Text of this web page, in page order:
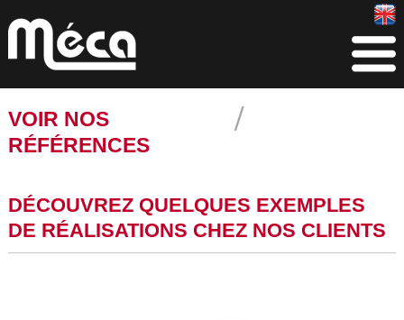
VOIR NOS
RÉFÉRENCES
DÉCOUVREZ QUELQUES EXEMPLES
DE RÉALISATIONS CHEZ NOS CLIENTS